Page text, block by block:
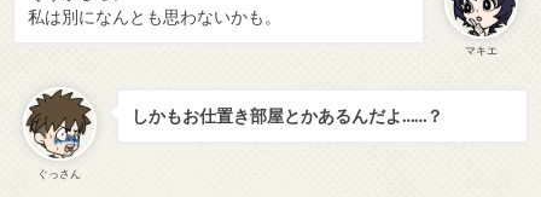
マキエ
私は別になんとも思わないかも。
ぐっさん
しかもお仕置き部屋とかあるんだよ……？